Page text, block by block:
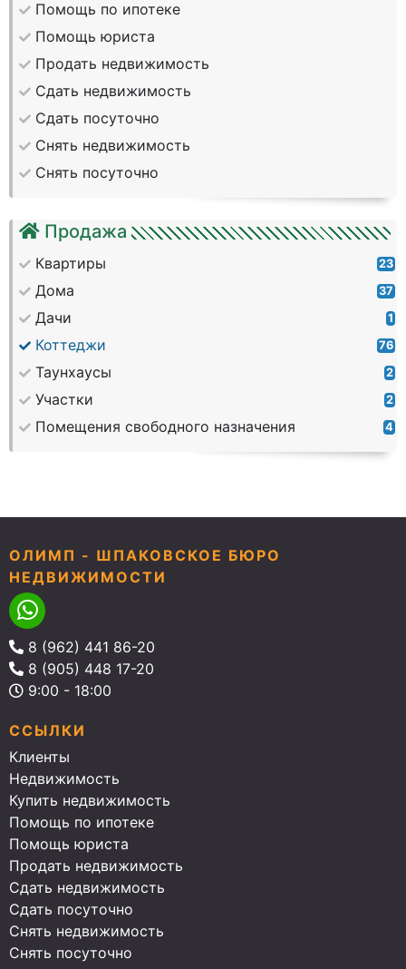
Помощь по ипотеке
Помощь юриста
Продать недвижимость
Сдать недвижимость
Сдать посуточно
Снять недвижимость
Снять посуточно
Продажа
Квартиры 23
Дома 37
Дачи 1
Коттеджи 76
Таунхаусы 2
Участки 2
Помещения свободного назначения 4
ОЛИМП - ШПАКОВСКОЕ БЮРО
НЕДВИЖИМОСТИ
8 (962) 441 86-20
8 (905) 448 17-20
9:00 - 18:00
ССЫЛКИ
Клиенты
Недвижимость
Купить недвижимость
Помощь по ипотеке
Помощь юриста
Продать недвижимость
Сдать недвижимость
Сдать посуточно
Снять недвижимость
Снять посуточно